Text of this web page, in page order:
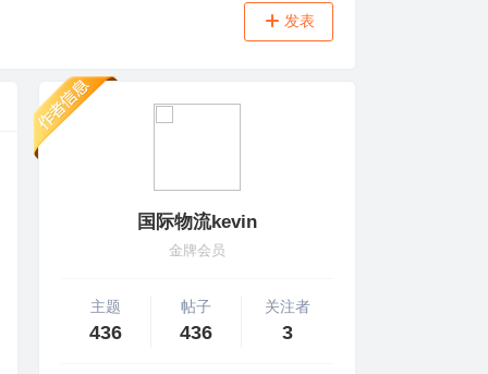
发表
国际物流kevin
金牌会员
主题
436
帖子
436
关注者
3